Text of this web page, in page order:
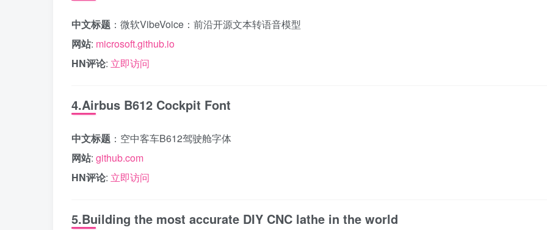
中文标题 ：微软VibeVoice：前沿开源文本转语音模型
网站: microsoft.github.io
HN评论: 立即访问
4.Airbus B612 Cockpit Font
中文标题 ：空中客车B612驾驶舱字体
网站: github.com
HN评论: 立即访问
5.Building the most accurate DIY CNC lathe in the world